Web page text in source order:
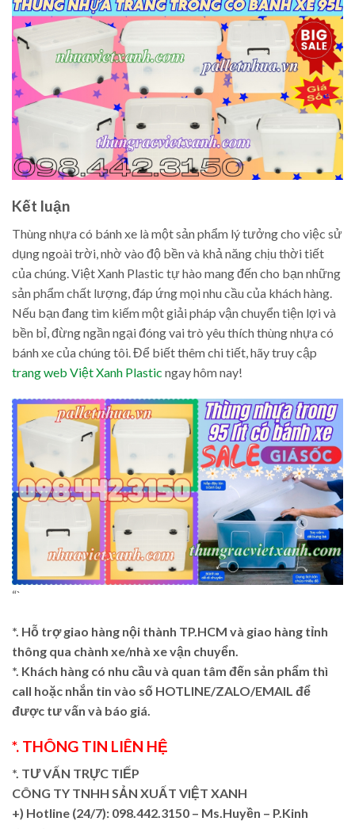
Kết luận
Thùng nhựa có bánh xe là một sản phẩm lý tưởng cho việc sử
dụng ngoài trời, nhờ vào độ bền và khả năng chịu thời tiết
của chúng. Việt Xanh Plastic tự hào mang đến cho bạn những
sản phẩm chất lượng, đáp ứng mọi nhu cầu của khách hàng.
Nếu bạn đang tìm kiếm một giải pháp vận chuyển tiện lợi và
bền bỉ, đừng ngần ngại đóng vai trò yêu thích thùng nhựa có
bánh xe của chúng tôi. Để biết thêm chi tiết, hãy truy cập
trang web Việt Xanh Plastic ngay hôm nay!
“`
*. Hỗ trợ giao hàng nội thành TP.HCM và giao hàng tỉnh
thông qua chành xe/nhà xe vận chuyển.
*. Khách hàng có nhu cầu và quan tâm đến sản phẩm thì
call hoặc nhắn tin vào số HOTLINE/ZALO/EMAIL để
được tư vấn và báo giá.
*. THÔNG TIN LIÊN HỆ
*. TƯ VẤN TRỰC TIẾP
CÔNG TY TNHH SẢN XUẤT VIỆT XANH
+) Hotline (24/7): 098.442.3150 – Ms.Huyền – P.Kinh